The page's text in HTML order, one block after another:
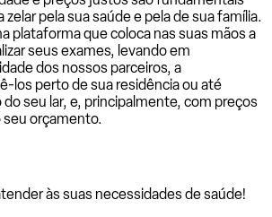
zelar pela sua saúde e pela de sua família.
plataforma que coloca nas suas mãos a
seus exames, levando em
dos nossos parceiros, a
los perto de sua residência ou até
seu lar, e, principalmente, com preços
seu orçamento.
às suas necessidades de saúde!